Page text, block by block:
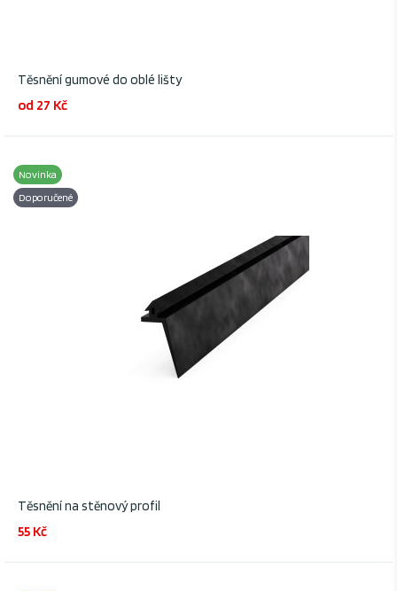
Těsnění gumové do oblé lišty
od 27 Kč
Novinka
Doporučené
Těsnění na stěnový profil
55 Kč